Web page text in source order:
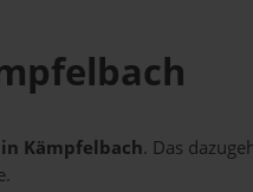
Kämpfelbach. Das